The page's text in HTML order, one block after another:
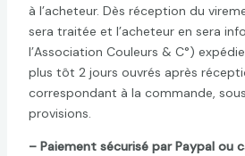
à l’acheteur. Dès réception du
sera traitée et l’acheteur en sera
l’Association Couleurs & C°)
plus tôt 2 jours ouvrés après
correspondant à la commande,
provisions.
– Paiement sécurisé par Paypal ou